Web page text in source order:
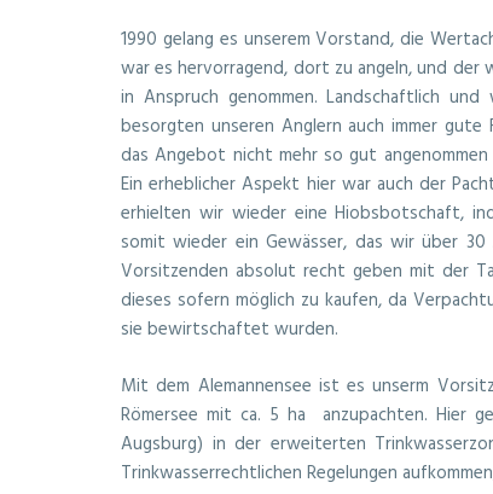
1990 gelang es unserem Vorstand, die
war es hervorragend, dort zu angeln, und
in Anspruch genommen. Landschaftlich
besorgten unseren Anglern auch immer gute
das Angebot nicht mehr so gut
Ein erheblicher Aspekt hier war auch der
erhielten wir wieder eine Hiobsbotschaft,
somit wieder ein Gewässer, das wir über
Vorsitzenden absolut recht geben mit der
dieses sofern möglich zu kaufen, da
sie bewirtschaftet wurden.
Mit dem Alemannensee ist es unserm
Römersee mit ca. 5 ha anzupachten. Hier
Augsburg) in der erweiterten
Trinkwasserrechtlichen Regelungen